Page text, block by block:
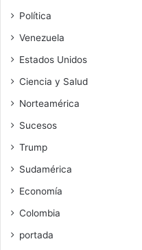
Política
Venezuela
Estados Unidos
Ciencia y Salud
Norteamérica
Sucesos
Trump
Sudamérica
Economía
Colombia
portada